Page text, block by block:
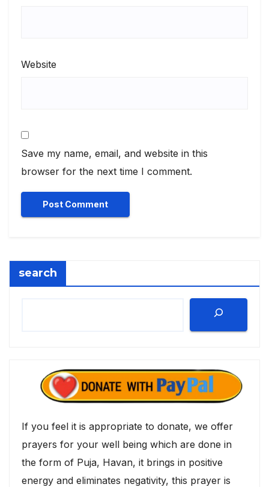
Website
Save my name, email, and website in this
browser for the next time I comment.
search
If you feel it is appropriate to donate, we offer
prayers for your well being which are done in
the form of Puja, Havan, it brings in positive
energy and eliminates negativity, this prayer is